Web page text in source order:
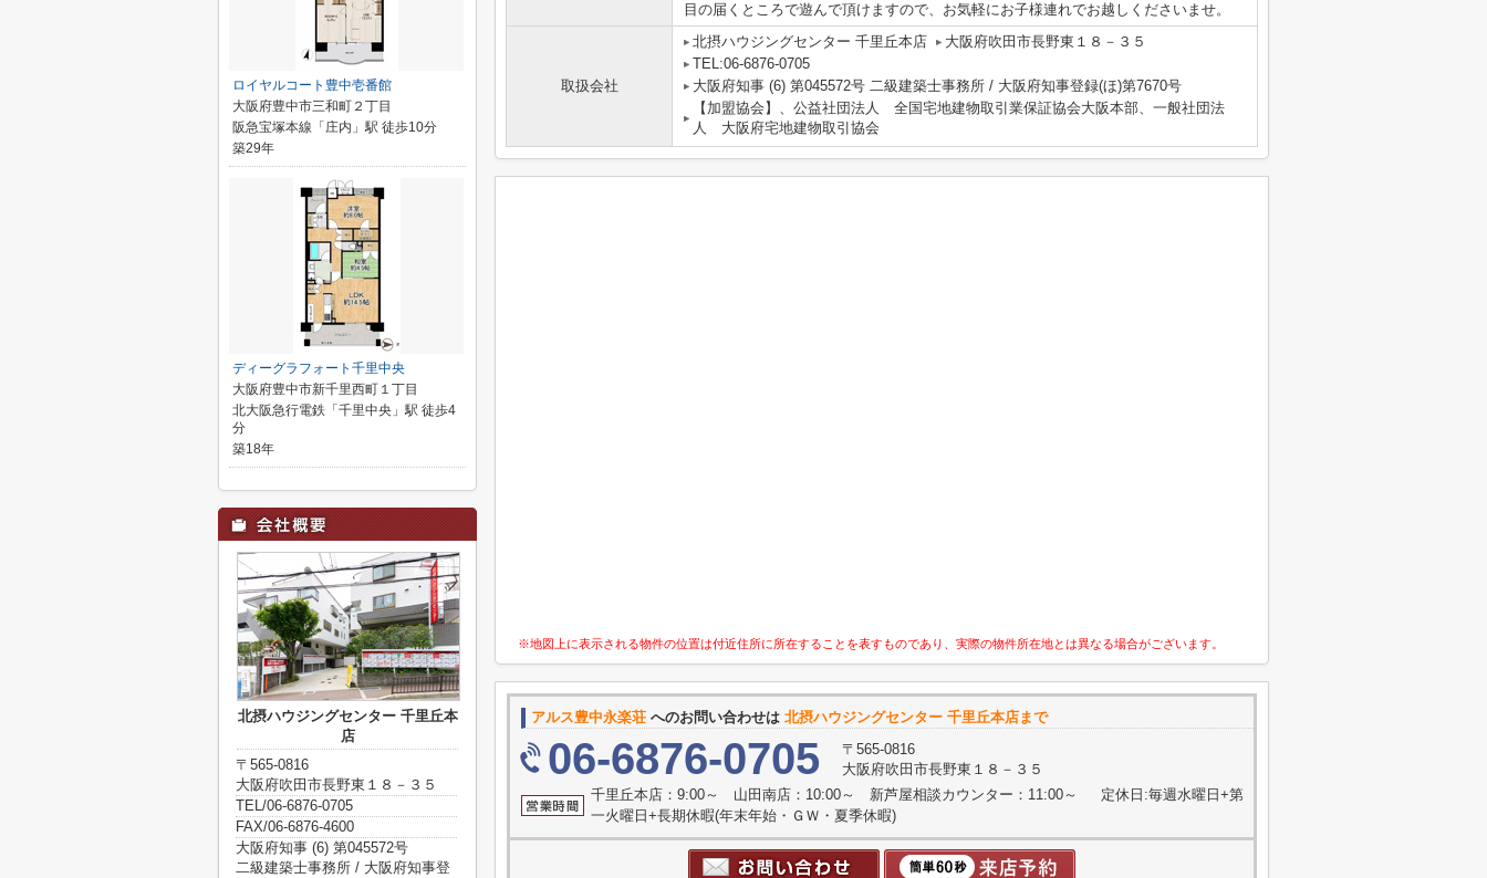
目の届くところで遊んで頂けますので、お気軽にお子様連れでお越しくださいませ。
取扱会社
北摂ハウジングセンター 千里丘本店
大阪府吹田市長野東１８－３５
TEL:06-6876-0705
大阪府知事 (6) 第045572号 二級建築士事務所 / 大阪府知事登録(ほ)第7670号
【加盟協会】、公益社団法人 全国宅地建物取引業保証協会大阪本部、一般社団法
人 大阪府宅地建物取引協会
※地図上に表示される物件の位置は付近住所に所在することを表すものであり、実際の物件所在地とは異なる場合がございます。
アルス豊中永楽荘 へのお問い合わせは 北摂ハウジングセンター 千里丘本店まで
06-6876-0705
〒565-0816
大阪府吹田市長野東１８－３５
千里丘本店：9:00～ 山田南店：10:00～ 新芦屋相談カウンター：11:00～ 定休日:毎週水曜日+第
一火曜日+長期休暇(年末年始・ＧＷ・夏季休暇)
ロイヤルコート豊中壱番館
大阪府豊中市三和町２丁目
阪急宝塚本線「庄内」駅 徒歩10分
築29年
ディーグラフォート千里中央
大阪府豊中市新千里西町１丁目
北大阪急行電鉄「千里中央」駅 徒歩4
分
築18年
北摂ハウジングセンター 千里丘本
店
〒565-0816
大阪府吹田市長野東１８－３５
TEL/06-6876-0705
FAX/06-6876-4600
大阪府知事 (6) 第045572号
二級建築士事務所 / 大阪府知事登